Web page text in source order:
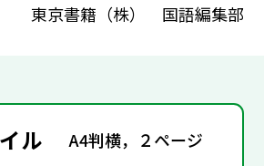
東京書籍（株） 国語編集部
ル A4判横，２ページ